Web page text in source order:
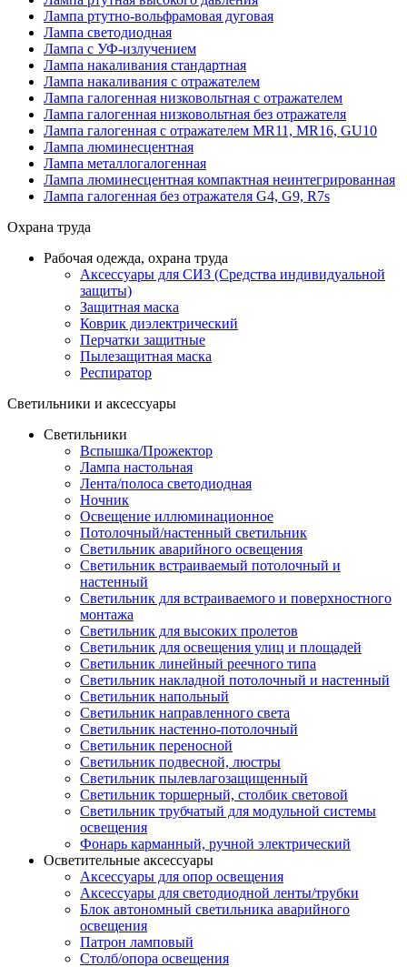
Лампа ртутно-вольфрамовая дуговая
Лампа светодиодная
Лампа с УФ-излучением
Лампа накаливания стандартная
Лампа накаливания с отражателем
Лампа галогенная низковольтная с отражателем
Лампа галогенная низковольтная без отражателя
Лампа галогенная с отражателем MR11, MR16, GU10
Лампа люминесцентная
Лампа металлогалогенная
Лампа люминесцентная компактная неинтегрированная
Лампа галогенная без отражателя G4, G9, R7s
Охрана труда
Рабочая одежда, охрана труда
Аксессуары для СИЗ (Средства индивидуальной
защиты)
Защитная маска
Коврик диэлектрический
Перчатки защитные
Пылезащитная маска
Респиратор
Светильники и аксессуары
Светильники
Вспышка/Прожектор
Лампа настольная
Лента/полоса светодиодная
Ночник
Освещение иллюминационное
Потолочный/настенный светильник
Светильник аварийного освещения
Светильник встраиваемый потолочный и
настенный
Светильник для встраиваемого и поверхностного
монтажа
Светильник для высоких пролетов
Светильник для освещения улиц и площадей
Светильник линейный реечного типа
Светильник накладной потолочный и настенный
Светильник напольный
Светильник направленного света
Светильник настенно-потолочный
Светильник переносной
Светильник подвесной, люстры
Светильник пылевлагозащищенный
Светильник торшерный, столбик световой
Светильник трубчатый для модульной системы
освещения
Фонарь карманный, ручной электрический
Осветительные аксессуары
Аксессуары для опор освещения
Аксессуары для светодиодной ленты/трубки
Блок автономный светильника аварийного
освещения
Патрон ламповый
Столб/опора освещения